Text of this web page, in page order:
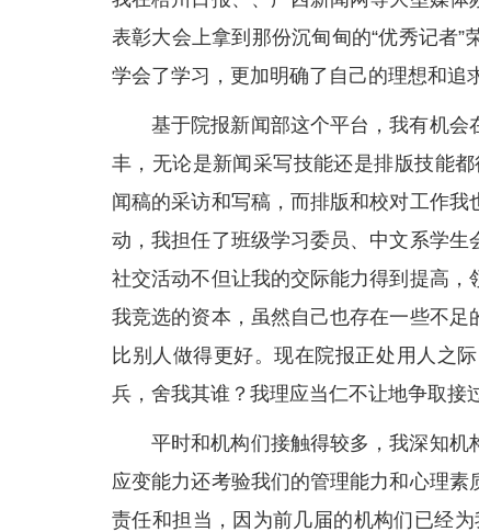
表彰大会上拿到那份沉甸甸的“优秀记者
学会了学习，更加明确了自己的理想和追
基于院报新闻部这个平台，我有机
丰，无论是新闻采写技能还是排版技能
闻稿的采访和写稿，而排版和校对工作
动，我担任了班级学习委员、中文系学
社交活动不但让我的交际能力得到提高
我竞选的资本，虽然自己也存在一些不
比别人做得更好。现在院报正处用人之
兵，舍我其谁？我理应当仁不让地争取接
平时和机构们接触得较多，我深知机
应变能力还考验我们的管理能力和心理
责任和担当，因为前几届的机构们已经